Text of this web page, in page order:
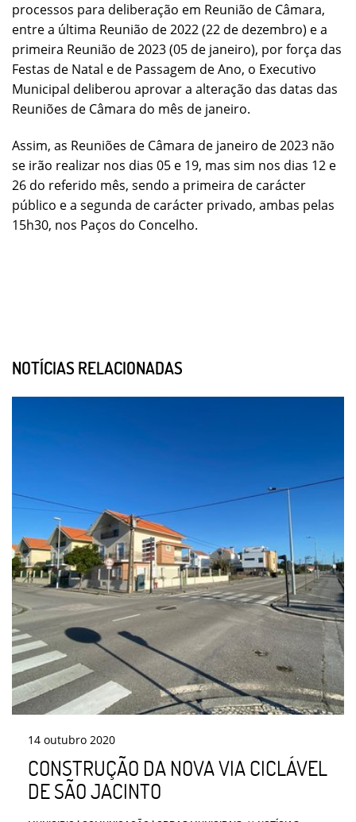
processos para deliberação em Reunião de Câmara,
entre a última Reunião de 2022 (22 de dezembro) e a
primeira Reunião de 2023 (05 de janeiro), por força das
Festas de Natal e de Passagem de Ano, o Executivo
Municipal deliberou aprovar a alteração das datas das
Reuniões de Câmara do mês de janeiro.
Assim, as Reuniões de Câmara de janeiro de 2023 não
se irão realizar nos dias 05 e 19, mas sim nos dias 12 e
26 do referido mês, sendo a primeira de carácter
público e a segunda de carácter privado, ambas pelas
15h30, nos Paços do Concelho.
NOTÍCIAS RELACIONADAS
14 outubro 2020
CONSTRUÇÃO DA NOVA VIA CICLÁVEL
DE SÃO JACINTO